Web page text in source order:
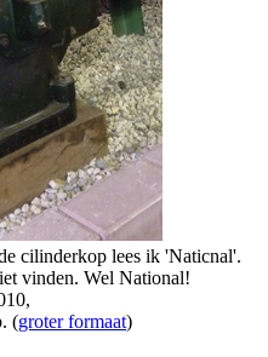
cilinderkop lees ik 'Naticnal'.
vinden. Wel National!
(groter formaat)